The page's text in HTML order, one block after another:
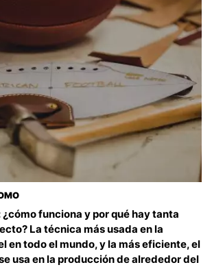
funciona y por qué hay tanta
La técnica más usada en la
en todo el mundo, y la más eficiente, el
usa en la producción de alrededor del